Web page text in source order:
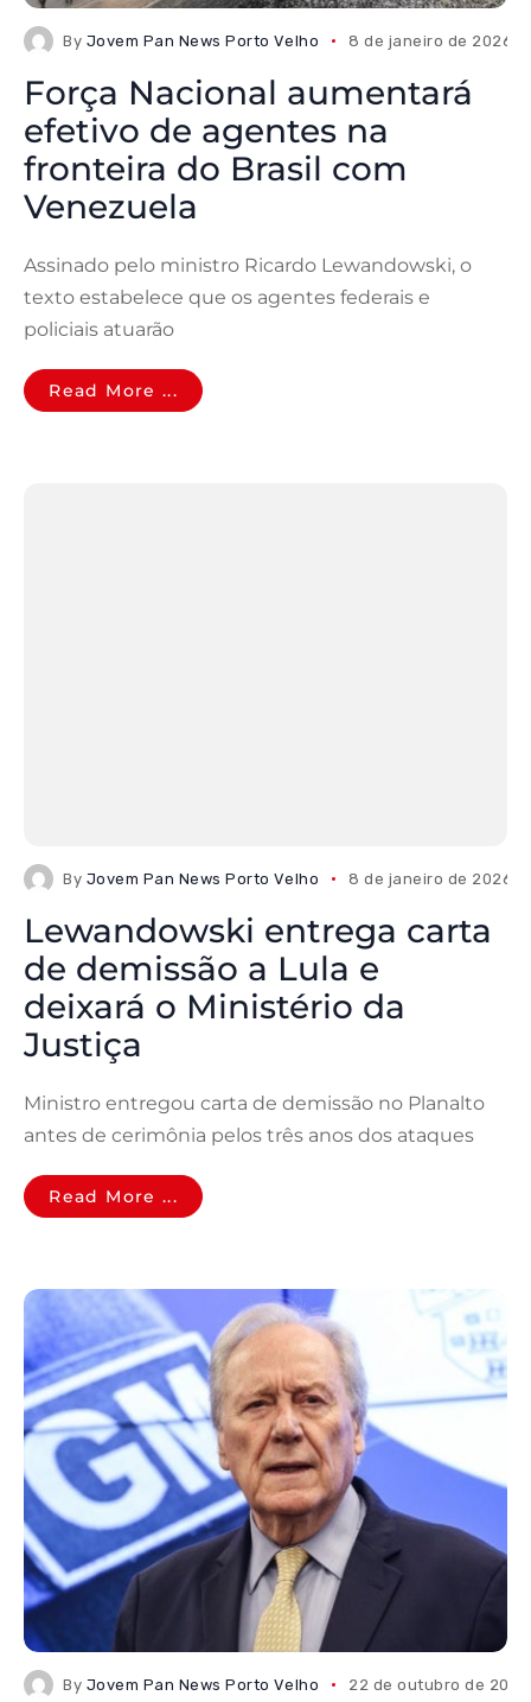
By Jovem Pan News Porto Velho 8 de janeiro de 2026
Força Nacional aumentará
efetivo de agentes na
fronteira do Brasil com
Venezuela
Assinado pelo ministro Ricardo Lewandowski, o
texto estabelece que os agentes federais e
policiais atuarão
Read More ...
By Jovem Pan News Porto Velho 8 de janeiro de 2026
Lewandowski entrega carta
de demissão a Lula e
deixará o Ministério da
Justiça
Ministro entregou carta de demissão no Planalto
antes de cerimônia pelos três anos dos ataques
Read More ...
By Jovem Pan News Porto Velho 22 de outubro de 2025